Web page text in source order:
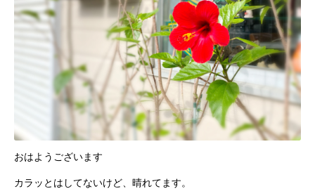
おはようございます
カラッとはしてないけど、晴れてます。